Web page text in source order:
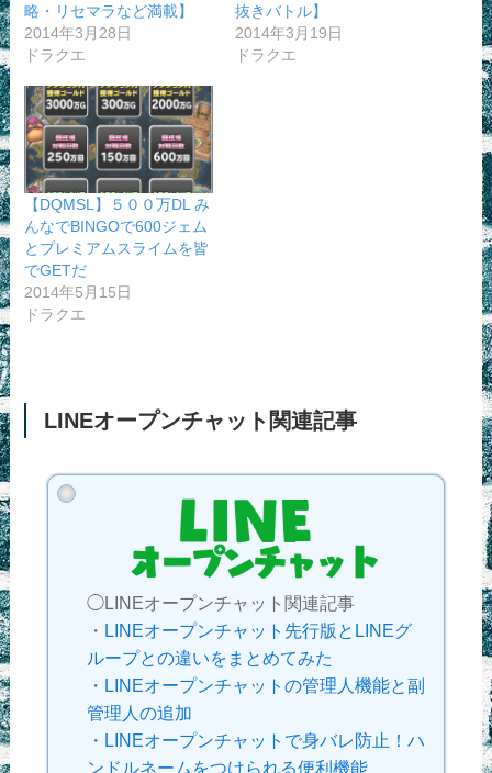
略・リセマラなど満載】
2014年3月28日
ドラクエ
抜きバトル】
2014年3月19日
ドラクエ
【DQMSL】５００万DL み
んなでBINGOで600ジェム
とプレミアムスライムを皆
でGETだ
2014年5月15日
ドラクエ
LINEオープンチャット関連記事
◯LINEオープンチャット関連記事
・ LINEオープンチャット先行版とLINEグ
ループとの違いをまとめてみた
・ LINEオープンチャットの管理人機能と副
管理人の追加
・ LINEオープンチャットで身バレ防止！ハ
ンドルネームをつけられる便利機能